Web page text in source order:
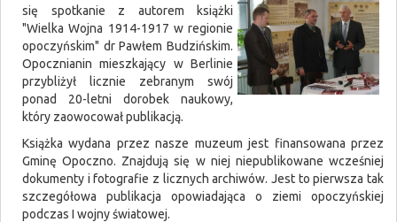
się spotkanie z autorem książki
"Wielka Wojna 1914-1917 w regionie
opoczyńskim" dr Pawłem Budzińskim.
Opocznianin mieszkający w Berlinie
przybliżył licznie zebranym swój
ponad 20-letni dorobek naukowy,
który zaowocował publikacją.
Książka wydana przez nasze muzeum jest finansowana przez
Gminę Opoczno. Znajdują się w niej niepublikowane wcześniej
dokumenty i fotografie z licznych archiwów. Jest to pierwsza tak
szczegółowa publikacja opowiadająca o ziemi opoczyńskiej
podczas I wojny światowej.